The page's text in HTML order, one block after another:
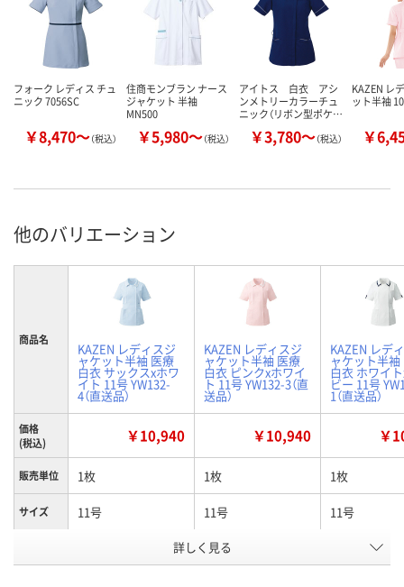
フォーク レディス チュ
ニック 7056SC
￥8,470～（税込）
住商モンブラン ナース
ジャケット 半袖
MN500
￥5,980～（税込）
アイトス 白衣 アシ
ンメトリーカラーチュ
ニック（リボン型ポケ…
￥3,780～（税込）
KAZEN レ
ット半袖
￥
他のバリエーション
商品名
KAZEN レディスジ
ャケット半袖 医療
白衣 サックスxホワ
イト 11号 YW132-
4（直送品）
KAZEN レディスジ
ャケット半袖 医療
白衣 ピンクxホワイ
ト 11号 YW132-3（直
送品）
KAZEN レデ
ャケット半袖
白衣 ホワイ
ビー 11号
1（直送品）
価格
(税込)
￥10,940 ￥10,940 ￥
販売単位 1枚 1枚 1枚
サイズ 11号 11号 11号
サックスｘホワイト ピンクｘホワイト ホワイトｘ
詳しく見る